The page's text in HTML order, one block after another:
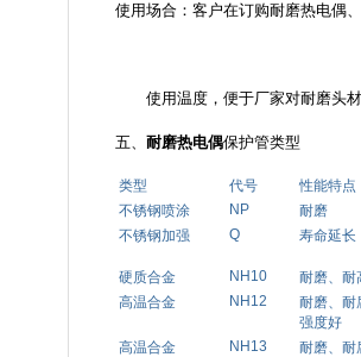
使用场合：客户在订购耐磨热电偶
使用温度，便于厂家对耐磨头材
五、 耐磨热电偶保护管类型
类型 代号
性能特点
不锈钢喷涂
NP
耐磨
不锈钢加强
Q 寿命延长
硬质合金 NH10
耐磨、耐
高温合金
NH12
耐磨、耐
强度好
高温合金
NH13
耐磨、耐